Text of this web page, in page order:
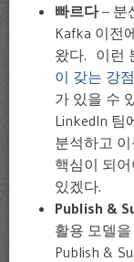
빠르다– 분
Kafka 이전
왔다. 이런
이 갖는 강
가 있을 수
LinkedIn 팀
분석하고
핵심이 되
있겠다.
Publish &
활용 모델
Publish &